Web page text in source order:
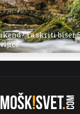
Ta skriti biser